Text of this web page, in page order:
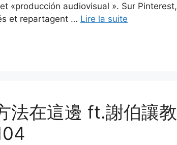
«producción audiovisual ». Sur Pinterest,
et repartagent … Lire la suite
法在這邊 ft.謝伯讓教